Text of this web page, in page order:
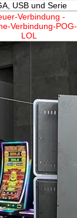
USB und Serie
Verbindung -
Verbindung-POG-
LOL